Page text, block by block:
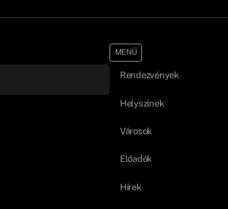
MENÜ
Rendezvények
Helyszínek
Városok
Előadók
Hírek